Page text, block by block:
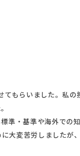
もらいました。私
準・基準や海外での
大変苦労しましたが